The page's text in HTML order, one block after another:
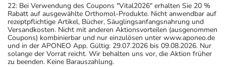
22: Bei Verwendung des Coupons "Vital2026" erhalten Sie 20 %
Rabatt auf ausgewählte Orthomol-Produkte. Nicht anwendbar auf
rezeptpflichtige Artikel, Bücher, Säuglingsanfangsnahrung und
Versandkosten. Nicht mit anderen Aktionsvorteilen (ausgenommen
Coupons) kombinierbar und nur einzulösen unter www.aponeo.de
und in der APONEO App. Gültig: 29.07.2026 bis 09.08.2026. Nur
solange der Vorrat reicht. Wir behalten uns vor, die Aktion früher
zu beenden. Keine Barauszahlung.